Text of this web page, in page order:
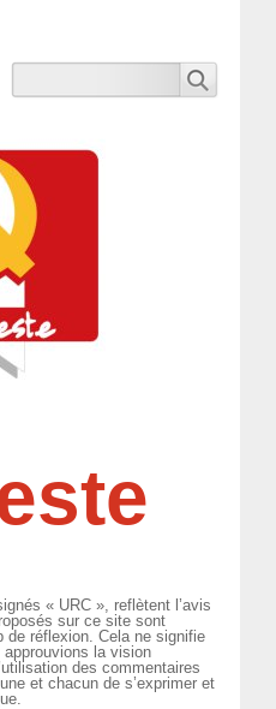
« URC », reflètent l’avis
sur ce site sont
de réflexion. Cela ne signifie
la vision
des commentaires
et chacun de s’exprimer et